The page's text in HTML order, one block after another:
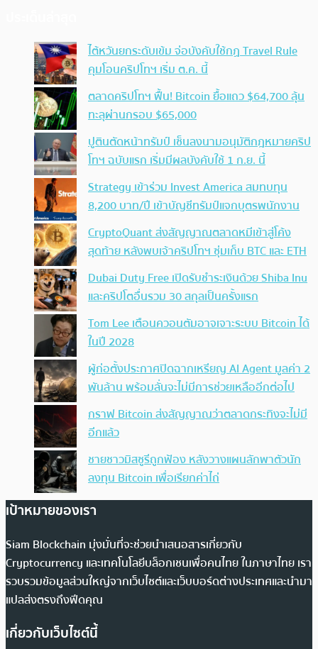
ไต้หวันยกระดับเข้ม จ่อบังคับใช้กฏ Travel Rule
คุมโอนคริปโทฯ เริ่ม ต.ค. นี้
ตลาดคริปโทฯ ฟื้น! Bitcoin ยื้อแถว $64,700 ลุ้น
ทะลุผ่านกรอบ $65,000
ปูตินตัดหน้าทรัมป์ เซ็นลงนามอนุมัติกฎหมายคริป
โทฯ ฉบับแรก เริ่มมีผลบังคับใช้ 1 ก.ย. นี้
Strategy เข้าร่วม Invest America สมทบทุน
8,200 บาท/ปี เข้าบัญชีทรัมป์แจกบุตรพนักงาน
CryptoQuant ส่งสัญญาณตลาดหมีเข้าสู่โค้ง
สุดท้าย หลังพบเจ้าคริปโทฯ ซุ่มเก็บ BTC และ ETH
Dubai Duty Free เปิดรับชำระเงินด้วย Shiba Inu
และคริปโตอื่นรวม 30 สกุลเป็นครั้งแรก
Tom Lee เตือนควอนตัมอาจเจาะระบบ Bitcoin ได้
ในปี 2028
ผู้ก่อตั้งประกาศปิดฉากเหรียญ AI Agent มูลค่า 2
พันล้าน พร้อมลั่นจะไม่มีการช่วยเหลืออีกต่อไป
กราฟ Bitcoin ส่งสัญญาณว่าตลาดกระทิงจะไม่มี
อีกแล้ว
ชายชาวมิสซูรีถูกฟ้อง หลังวางแผนลักพาตัวนัก
ลงทุน Bitcoin เพื่อเรียกค่าไถ่
เป้าหมายของเรา
Siam Blockchain มุ่งมั่นที่จะช่วยนำเสนอสารเกี่ยวกับ
Cryptocurrency และเทคโนโลยีบล็อกเชนเพื่อคนไทย ในภาษาไทย เรา
รวบรวมข้อมูลส่วนใหญ่จากเว็บไซต์และเว็บบอร์ดต่างประเทศและนำมา
แปลส่งตรงถึงฟีดคุณ
เกี่ยวกับเว็บไซต์นี้